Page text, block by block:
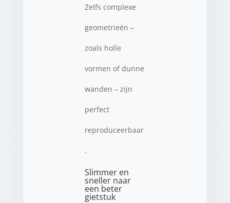
Zelfs complexe
geometrieën –
zoals holle
vormen of dunne
wanden – zijn
perfect
reproduceerbaar
.
Slimmer en
sneller naar
een beter
gietstuk